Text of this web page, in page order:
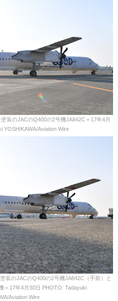
装のJACのQ400の2号機JA842C＝17年4月
YOSHIKAWA/Aviation Wire
装のJACのQ400の2号機JA842C（手前）と
＝17年4月30日 PHOTO: Tadayuki
Aviation Wire